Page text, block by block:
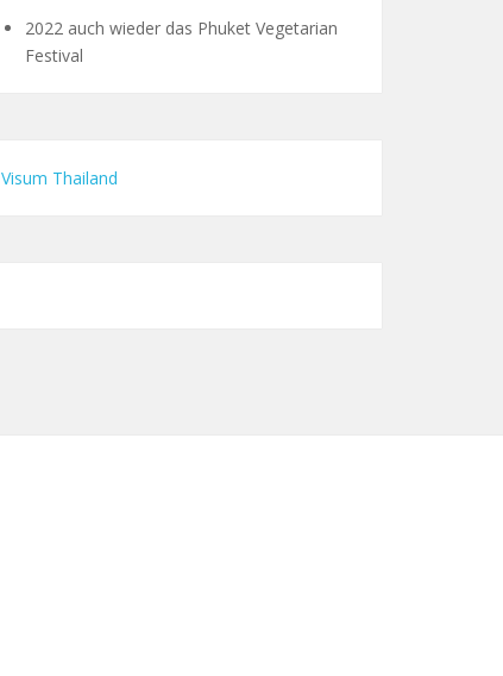
2022 auch wieder das Phuket Vegetarian
Festival
Visum Thailand